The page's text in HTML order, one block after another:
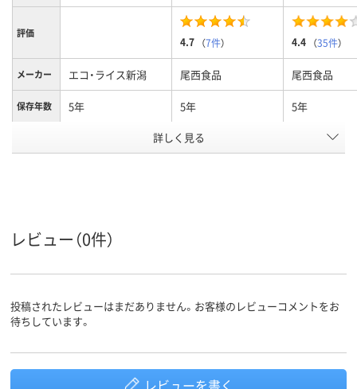
評価
4.7 （7件） 4.4 （35件）
メーカー エコ・ライス新潟 尾西食品 尾西食品
保存年数 5年 5年 5年
詳しく見る
レビュー（0件）
投稿されたレビューはまだありません。お客様のレビューコメントをお
待ちしています。
レビューを書く